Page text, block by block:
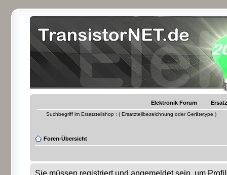
Elektronik Forum
Suchbegriff im Ersatzteilshop : ( Ersatzteilbezeichnung oder Gerätetype )
Foren-Übersicht
Sie müssen registriert und angemeldet sein, um